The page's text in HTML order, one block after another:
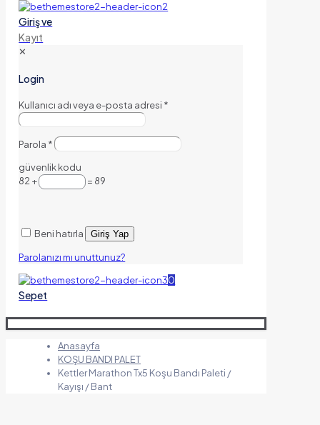
Giriş ve
Kayıt
✕
Login
Kullanıcı adı veya e-posta adresi *
Parola *
güvenlik kodu
82 +
= 89
Beni hatırla Giriş Yap
Parolanızı mı unuttunuz?
0
Sepet
Anasayfa
KOŞU BANDI PALET
Kettler Marathon Tx5 Koşu Bandı Paleti /
Kayışı / Bant